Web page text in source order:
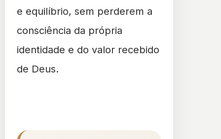
e equilíbrio, sem perderem a
consciência da própria
identidade e do valor recebido
de Deus.